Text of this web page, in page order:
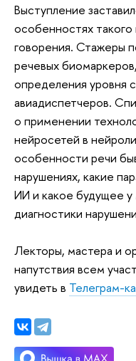
Выступление
особенностях
говорения. Стажеры
речевых
определения уровня
авиадиспетчеров.
о применении
нейросетей в
особенности речи
нарушениях, какие
ИИ и какое будущее
диагностики
Лекторы, мастера и
напутствия всем
увидеть в Телеграм-